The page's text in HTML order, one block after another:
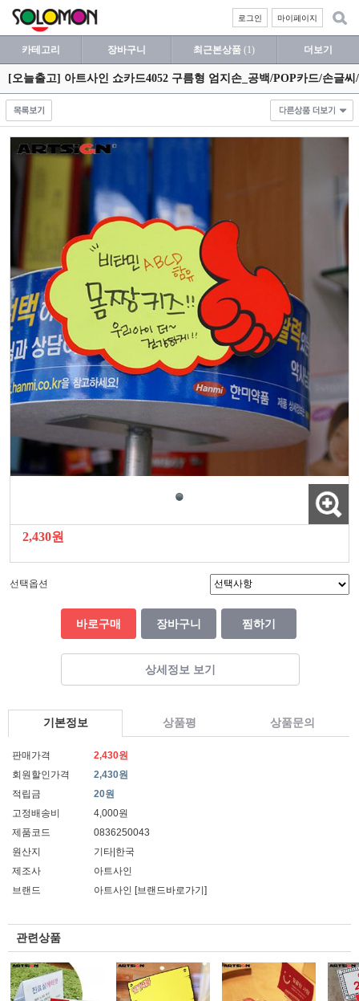
마이페이지
로그인
카테고리 장바구니 최근본상품 (1) 더보기
[오늘출고] 아트사인 쇼카드4052 구름형 엄지손_공백/POP카드/손글
2,430원
선택옵션
바로구매 장바구니 찜하기
상세정보 보기
기본정보 상품평 상품문의
판매가격
2,430원
회원할인가격
2,430원
적립금
20원
고정배송비
4,000원
제품코드
0836250043
원산지
기타|한국
제조사
아트사인
브랜드
아트사인 [브랜드바로가기]
관련상품